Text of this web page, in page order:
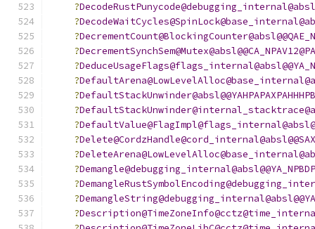
?
?
?
?
?
?
?
?
?
?
?
?
?
?DemangleString@debugging_internal@absl@@YA
?